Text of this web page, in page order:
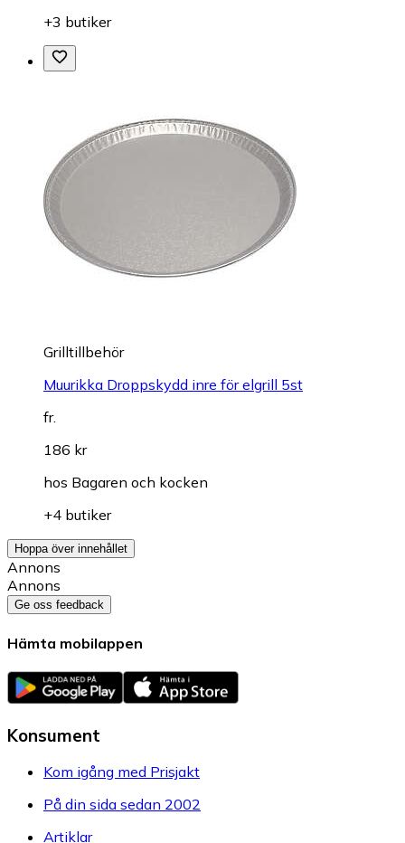
+3 butiker
Grilltillbehör
Muurikka Droppskydd inre för elgrill 5st
fr.
186 kr
hos Bagaren och kocken
+4 butiker
Hoppa över innehållet
Annons
Annons
Ge oss feedback
Hämta mobilappen
Konsument
Kom igång med Prisjakt
På din sida sedan 2002
Artiklar